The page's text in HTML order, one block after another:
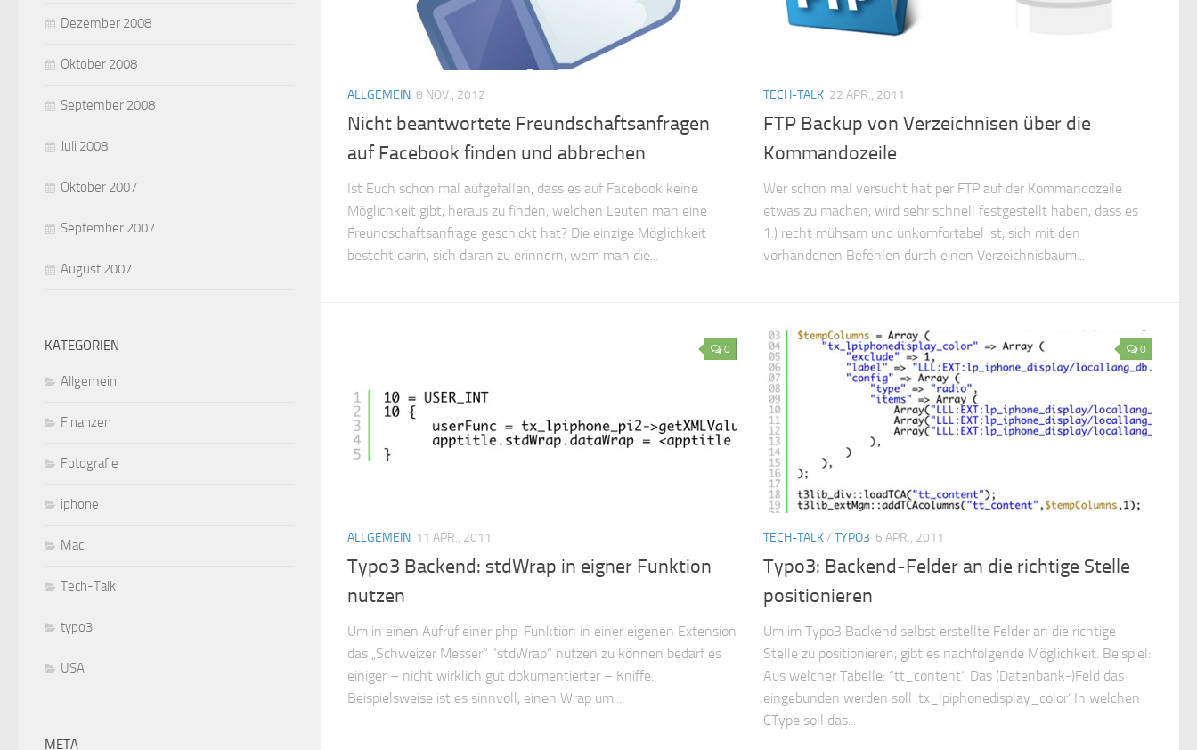
ALLGEMEIN 8 NOV., 2012
Nicht beantwortete Freundschaftsanfragen
auf Facebook finden und abbrechen
Ist Euch schon mal aufgefallen, dass es auf Facebook keine
Möglichkeit gibt, heraus zu finden, welchen Leuten man eine
Freundschaftsanfrage geschickt hat? Die einzige Möglichkeit
besteht darin, sich daran zu erinnern, wem man die...
TECH-TALK 22 APR., 2011
FTP Backup von Verzeichnisen über die
Kommandozeile
Wer schon mal versucht hat per FTP auf der Kommandozeile
etwas zu machen, wird sehr schnell festgestellt haben, dass es
1.) recht mühsam und unkomfortabel ist, sich mit den
vorhandenen Befehlen durch einen Verzeichnisbaum...
0
ALLGEMEIN 11 APR., 2011
Typo3 Backend: stdWrap in eigner Funktion
nutzen
Um in einen Aufruf einer php-Funktion in einer eigenen Extension
das „Schweizer Messer“ “stdWrap“ nutzen zu können bedarf es
einiger – nicht wirklich gut dokumentierter – Kniffe.
Beispielsweise ist es sinnvoll, einen Wrap um...
0
TECH-TALK/ TYPO3 6 APR., 2011
Typo3: Backend-Felder an die richtige Stelle
positionieren
Um im Typo3 Backend selbst erstellte Felder an die richtige
Stelle zu positionieren, gibt es nachfolgende Möglichkeit. Beispiel:
Aus welcher Tabelle: “tt_content“ Das (Datenbank-)Feld das
eingebunden werden soll ‚tx_lpiphonedisplay_color‘ In welchen
CType soll das...
Dezember 2008
Oktober 2008
September 2008
Juli 2008
Oktober 2007
September 2007
August 2007
KATEGORIEN
Allgemein
Finanzen
Fotografie
iphone
Mac
Tech-Talk
typo3
USA
META